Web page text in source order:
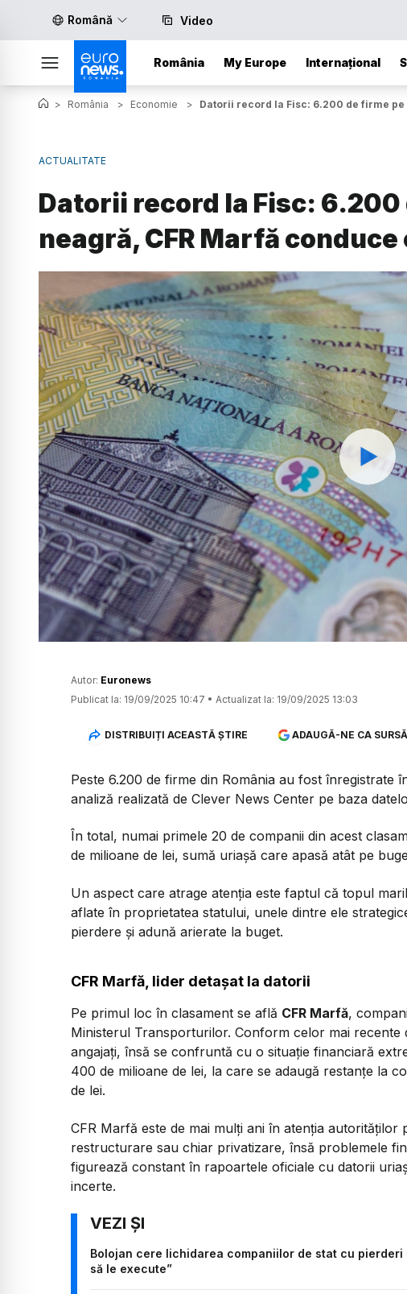
Română Video
România My Europe Internațional
> România > Economie > Datorii record la Fisc: 6.200 de firme
ACTUALITATE
Datorii record la Fisc:
neagră, CFR Marfă
Autor: Euronews
Publicat la: 19/09/2025 10:47 • Actualizat la: 19/09/2025 13:03
DISTRIBUIȚI ACEASTĂ ȘTIRE ADAUGĂ-NE CA
Peste 6.200 de firme din România au fost înregistrate
analiză realizată de Clever News Center pe baza
În total, numai primele 20 de companii din acest
de milioane de lei, sumă uriașă care apasă atât pe
Un aspect care atrage atenția este faptul că topul
aflate în proprietatea statului, unele dintre ele
pierdere și adună arierate la buget.
CFR Marfă, lider detașat la datorii
Pe primul loc în clasament se află CFR Marfă,
Ministerul Transporturilor. Conform celor mai recente
angajați, însă se confruntă cu o situație financiară
400 de milioane de lei, la care se adaugă restanțe la
de lei.
CFR Marfă este de mai mulți ani în atenția autorităților
restructurare sau chiar privatizare, însă problemele
figurează constant în rapoartele oficiale cu datorii
incerte.
Bolojan cere lichidarea companiilor de stat cu pierderi
să le execute”